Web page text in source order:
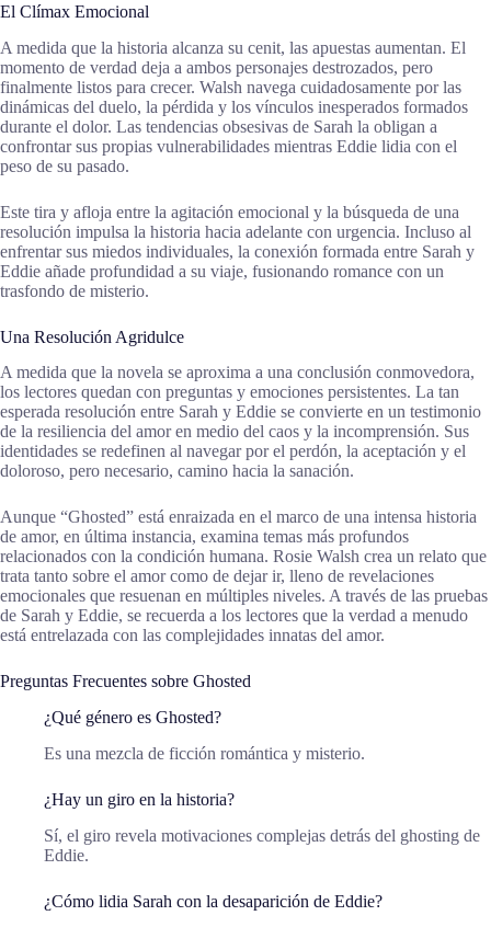
El Clímax Emocional
A medida que la historia alcanza su cenit, las apuestas aumentan. El
momento de verdad deja a ambos personajes destrozados, pero
finalmente listos para crecer. Walsh navega cuidadosamente por las
dinámicas del duelo, la pérdida y los vínculos inesperados formados
durante el dolor. Las tendencias obsesivas de Sarah la obligan a
confrontar sus propias vulnerabilidades mientras Eddie lidia con el
peso de su pasado.
Este tira y afloja entre la agitación emocional y la búsqueda de una
resolución impulsa la historia hacia adelante con urgencia. Incluso al
enfrentar sus miedos individuales, la conexión formada entre Sarah y
Eddie añade profundidad a su viaje, fusionando romance con un
trasfondo de misterio.
Una Resolución Agridulce
A medida que la novela se aproxima a una conclusión conmovedora,
los lectores quedan con preguntas y emociones persistentes. La tan
esperada resolución entre Sarah y Eddie se convierte en un testimonio
de la resiliencia del amor en medio del caos y la incomprensión. Sus
identidades se redefinen al navegar por el perdón, la aceptación y el
doloroso, pero necesario, camino hacia la sanación.
Aunque “Ghosted” está enraizada en el marco de una intensa historia
de amor, en última instancia, examina temas más profundos
relacionados con la condición humana. Rosie Walsh crea un relato que
trata tanto sobre el amor como de dejar ir, lleno de revelaciones
emocionales que resuenan en múltiples niveles. A través de las pruebas
de Sarah y Eddie, se recuerda a los lectores que la verdad a menudo
está entrelazada con las complejidades innatas del amor.
Preguntas Frecuentes sobre Ghosted
¿Qué género es Ghosted?
Es una mezcla de ficción romántica y misterio.
¿Hay un giro en la historia?
Sí, el giro revela motivaciones complejas detrás del ghosting de
Eddie.
¿Cómo lidia Sarah con la desaparición de Eddie?